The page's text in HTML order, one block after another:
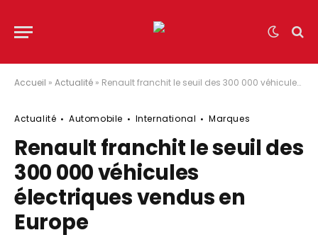
Accueil » Actualité » Renault franchit le seuil des 300 000 véhicules électriques vendus en Europe
Actualité Automobile International Marques
Renault franchit le seuil des
300 000 véhicules
électriques vendus en
Europe